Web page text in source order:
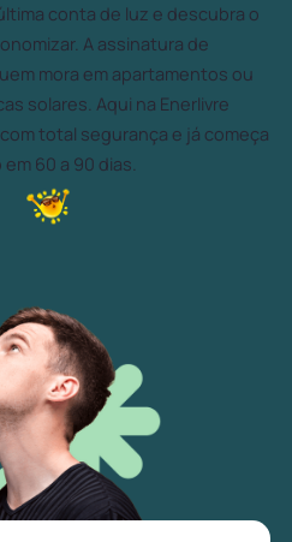
conta de luz e descubra o
A assinatura de
mora em apartamentos ou
solares. Aqui na Enerlivre
total segurança e já começa
60 a 90 dias.